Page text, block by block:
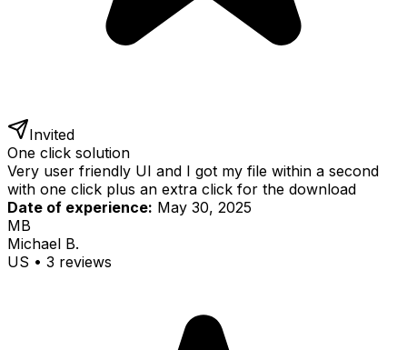
Invited
One click solution
Very user friendly UI and I got my file within a second
with one click plus an extra click for the download
Date of experience: May 30, 2025
MB
Michael B.
US • 3 reviews